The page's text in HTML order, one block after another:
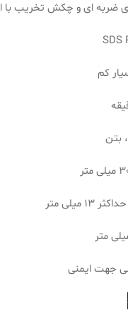
ای و چکش تخریب با انرژی
کم
بتن
متر
جهت ایمنی